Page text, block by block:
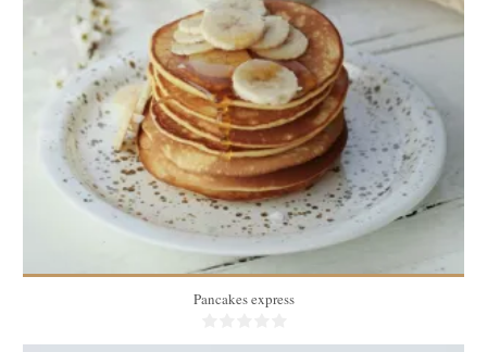
4
12
20 Min
Pancakes express